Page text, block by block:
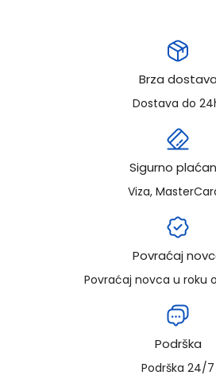
Brza dostava
Dostava do
Sigurno
Viza,
Povraćaj
Povraćaj novca u roku
Podrška
Podrška 24/7